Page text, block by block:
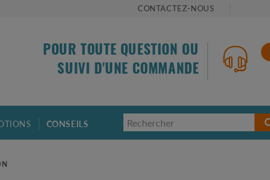
CONTACTEZ-NOUS
POUR TOUTE QUESTION OU
SUIVI D'UNE COMMANDE
CONSEILS